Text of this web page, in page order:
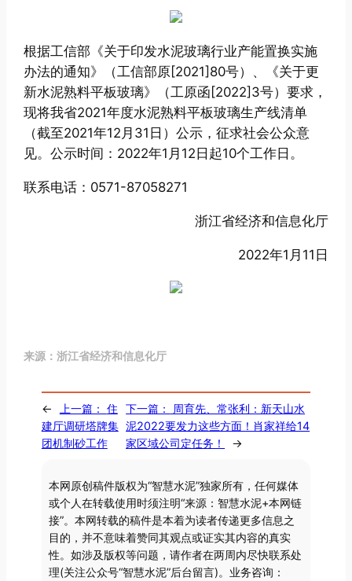
根据工信部《关于印发水泥玻璃行业产能置换实施
办法的通知》（工信部原[2021]80号）、《关于更
新水泥熟料平板玻璃》（工原函[2022]3号）要求，
现将我省2021年度水泥熟料平板玻璃生产线清单
（截至2021年12月31日）公示，征求社会公众意
见。公示时间：2022年1月12日起10个工作日。
联系电话：0571-87058271
浙江省经济和信息化厅
2022年1月11日
来源：浙江省经济和信息化厅
← 上一篇： 住
建厅调研塔牌集
团机制砂工作
下一篇：
周育先、常张利：新天山水
泥2022要发力这些方面！肖家祥给14
家区域公司定任务！
→
本网原创稿件版权为“智慧水泥”独家所有，任何媒体
或个人在转载使用时须注明“来源：智慧水泥+本网链
接”。本网转载的稿件是本着为读者传递更多信息之
目的，并不意味着赞同其观点或证实其内容的真实
性。如涉及版权等问题，请作者在两周内尽快联系处
理(关注公众号“智慧水泥”后台留言)。业务咨询：